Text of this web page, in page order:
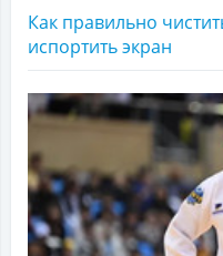
Как правильно
испортить экран